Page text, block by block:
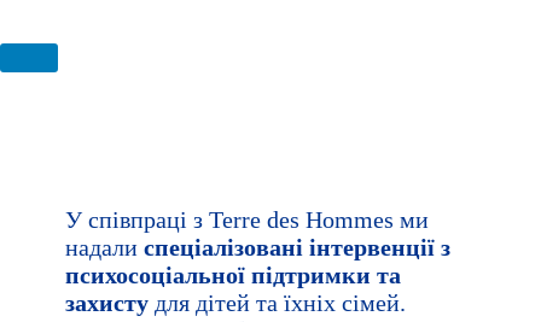
У співпраці з Terre des Hommes ми
надалиспеціалізовані інтервенції з
психосоціальної підтримки та
захисту для дітей та їхніх сімей.